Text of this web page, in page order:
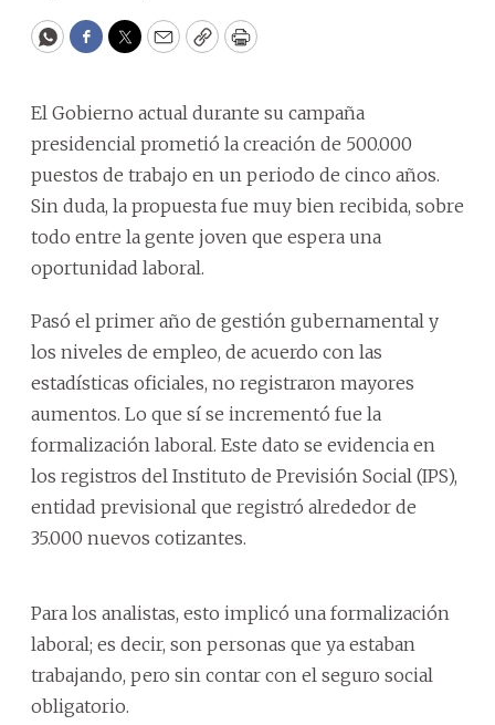
WhatsApp
Facebook
Twitter
EmailCopyPrint
El Gobierno actual durante su campaña
presidencial prometió la creación de 500.000
puestos de trabajo en un periodo de cinco años.
Sin duda, la propuesta fue muy bien recibida, sobre
todo entre la gente joven que espera una
oportunidad laboral.
Pasó el primer año de gestión gubernamental y
los niveles de empleo, de acuerdo con las
estadísticas oficiales, no registraron mayores
aumentos. Lo que sí se incrementó fue la
formalización laboral. Este dato se evidencia en
los registros del Instituto de Previsión Social (IPS),
entidad previsional que registró alrededor de
35.000 nuevos cotizantes.
Para los analistas, esto implicó una formalización
laboral; es decir, son personas que ya estaban
trabajando, pero sin contar con el seguro social
obligatorio.